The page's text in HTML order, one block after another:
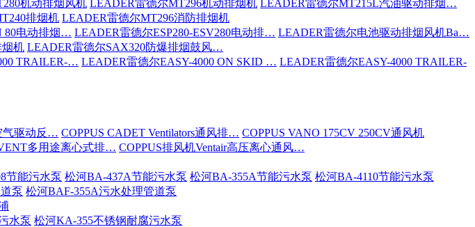
机动排烟风机 LEADER雷德尔MT296机动排烟机 LEADER雷德尔MT215L汽油驱动排烟…
排烟机 LEADER雷德尔MT296消防排烟机
80电动排烟… LEADER雷德尔ESP280-ESV280电动排… LEADER雷德尔电池驱动排烟风机Ba…
烟机 LEADER雷德尔SAX320防爆排烟鼓风…
TRAILER-… LEADER雷德尔EASY-4000 ON SKID … LEADER雷德尔EASY-4000 TRAILER-
气驱动反… COPPUS CADET Ventilators通风排… COPPUS VANO 175CV 250CV通风机
多用途离心式排… COPPUS排风机Ventair高压离心通风…
节能污水泵 松河BA-437A节能污水泵 松河BA-355A节能污水泵 松河BA-4110节能污水泵
泵 松河BAF-355A污水处理管道泵
水泵 松河KA-355不锈钢耐腐污水泵